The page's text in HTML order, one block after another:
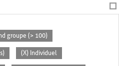
groupe (> 100)
(X) Individuel